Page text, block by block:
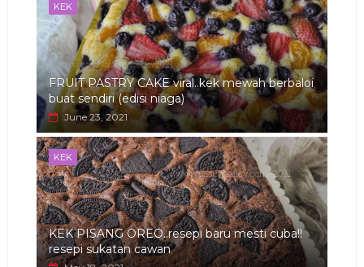
KEK
FRUIT PASTRY CAKE viral..kek mewah berbaloi
buat sendiri (edisi niaga)
June 23, 2021
KEK
KEK PISANG OREO..resepi baru mesti cuba!!
resepi sukatan cawan